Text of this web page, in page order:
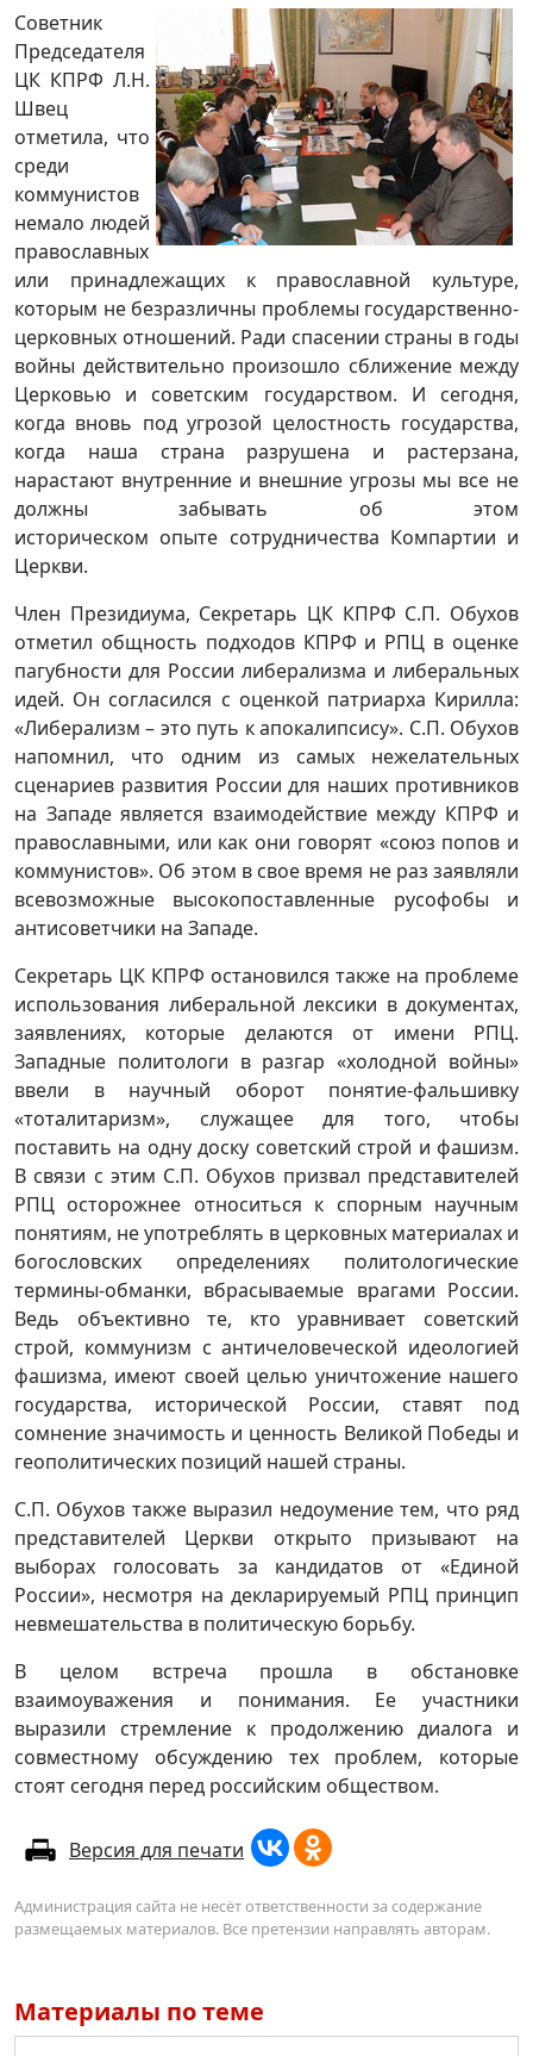
Советник
Председателя
ЦК КПРФ Л.Н.
Швец
отметила, что
среди
коммунистов
немало людей
православных
или принадлежащих к православной культуре,
которым не безразличны проблемы государственно-
церковных отношений. Ради спасении страны в годы
войны действительно произошло сближение между
Церковью и советским государством. И сегодня,
когда вновь под угрозой целостность государства,
когда наша страна разрушена и растерзана,
нарастают внутренние и внешние угрозы мы все не
должны забывать об этом
историческом опыте сотрудничества Компартии и
Церкви.
Член Президиума, Секретарь ЦК КПРФ С.П. Обухов
отметил общность подходов КПРФ и РПЦ в оценке
пагубности для России либерализма и либеральных
идей. Он согласился с оценкой патриарха Кирилла:
«Либерализм – это путь к апокалипсису». С.П. Обухов
напомнил, что одним из самых нежелательных
сценариев развития России для наших противников
на Западе является взаимодействие между КПРФ и
православными, или как они говорят «союз попов и
коммунистов». Об этом в свое время не раз заявляли
всевозможные высокопоставленные русофобы и
антисоветчики на Западе.
Секретарь ЦК КПРФ остановился также на проблеме
использования либеральной лексики в документах,
заявлениях, которые делаются от имени РПЦ.
Западные политологи в разгар «холодной войны»
ввели в научный оборот понятие-фальшивку
«тоталитаризм», служащее для того, чтобы
поставить на одну доску советский строй и фашизм.
В связи с этим С.П. Обухов призвал представителей
РПЦ осторожнее относиться к спорным научным
понятиям, не употреблять в церковных материалах и
богословских определениях политологические
термины-обманки, вбрасываемые врагами России.
Ведь объективно те, кто уравнивает советский
строй, коммунизм с античеловеческой идеологией
фашизма, имеют своей целью уничтожение нашего
государства, исторической России, ставят под
сомнение значимость и ценность Великой Победы и
геополитических позиций нашей страны.
С.П. Обухов также выразил недоумение тем, что ряд
представителей Церкви открыто призывают на
выборах голосовать за кандидатов от «Единой
России», несмотря на декларируемый РПЦ принцип
невмешательства в политическую борьбу.
В целом встреча прошла в обстановке
взаимоуважения и понимания. Ее участники
выразили стремление к продолжению диалога и
совместному обсуждению тех проблем, которые
стоят сегодня перед российским обществом.
Версия для печати
Администрация сайта не несёт ответственности за содержание
размещаемых материалов. Все претензии направлять авторам.
Материалы по теме